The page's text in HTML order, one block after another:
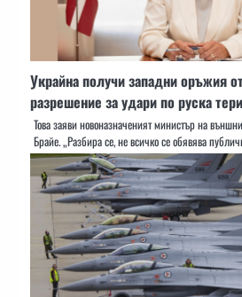
Украйна получи западни оръжия
разрешение за удари по руска
Това заяви новоназначеният министър на
Брайе. „Разбира се, не всичко се обявява